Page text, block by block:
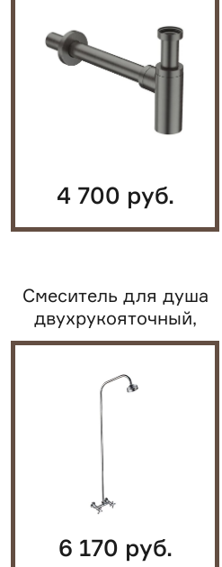
4 700 руб.
Смеситель для душа
двухрукояточный,
раздельный,...
6 170 руб.